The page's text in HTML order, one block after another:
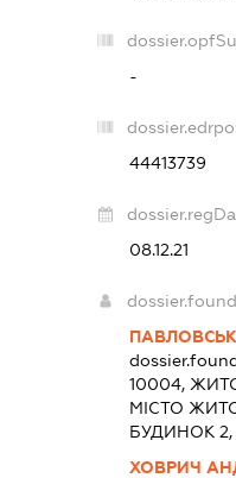
-
44413739
08.12.21
10004,
МІСТО
БУДИНОК
ХОВРИЧ